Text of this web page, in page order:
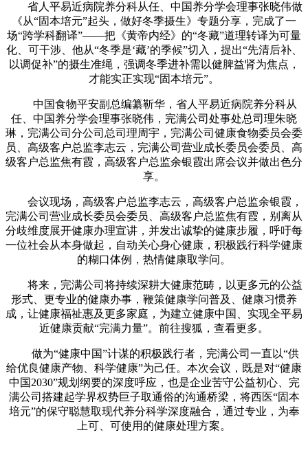
省人平易近病院养分科从任、中国养分学会理事张晓伟做
《从“固本培元”起头，做好冬季摄生》专题分享，完成了一
场“跨学科翻译”——把《黄帝内经》的“冬藏”道理转译为可量
化、可干涉、他从“冬季是‘藏’的季候”切入，提出“先清后补、
以调促补”的摄生准绳，强调冬季进补需以健脾益肾为焦点，
才能实正实现“固本培元”。
中国食物平安副总编纂靳华，省人平易近病院养分科从
任、中国养分学会理事张晓伟，完满公司处事处总司理朱晓
琳，完满公司分公司总司理周宇，完满公司健康食物委员会委
员、高级客户总监李志云，完满公司营业成长委员会委员、高
级客户总监焦有霞，高级客户总监余银霞出席会议并做出色分
享。
会议现场，高级客户总监李志云，高级客户总监余银霞，
完满公司营业成长委员会委员、高级客户总监焦有霞，别离从
分歧维度展开健康办理宣讲，并发出诚挚的健康步履，呼吁每
一位社会从本身做起，自动关心身心健康，积极践行科学健康
的糊口体例，热情健康取学问。
将来，完满公司将持续深耕大健康范畴，以更多元的公益
形式、更专业的健康办事，鞭策健康学问普及、健康习惯养
成，让健康福祉惠及更多家庭，为建立健康中国、实现全平易
近健康贡献“完满力量”。前往搜狐，查看更多。
做为“健康中国”计谋的积极践行者，完满公司一直以“供
给优良健康产物、科学健康”为己任。本次会议，既是对“健康
中国2030”规划纲要的深度呼应，也是企业苦守公益初心、完
满公司搭建起学界权势巨子取通俗的沟通桥梁，将西医“固本
培元”的保守聪慧取现代养分科学深度融合，通过专业，为奉
上可、可使用的健康处理方案。